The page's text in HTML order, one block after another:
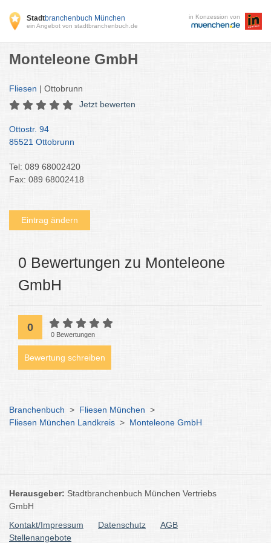
Stadtbranchenbuch München
ein Angebot von stadtbranchenbuch.de
in Konzession von
Monteleone GmbH
Fliesen | Ottobrunn
Jetzt bewerten
Ottostr. 94
85521 Ottobrunn
Tel: 089 68002420
Fax: 089 68002418
Eintrag ändern
0 Bewertungen zu Monteleone
GmbH
0
0 Bewertungen
Bewertung schreiben
Branchenbuch > Fliesen München >
Fliesen München Landkreis > Monteleone GmbH
Herausgeber: Stadtbranchenbuch München Vertriebs
GmbH
Kontakt/Impressum
Datenschutz
AGB
Stellenangebote